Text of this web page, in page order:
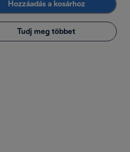
Hozzáadás a kosárhoz
Tudj meg többet